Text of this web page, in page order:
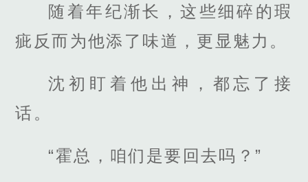
随着年纪渐长，这些细碎的瑕
疵反而为他添了味道，更显魅力。
沈初盯着他出神，都忘了接
话。
“霍总，咱们是要回去吗？”